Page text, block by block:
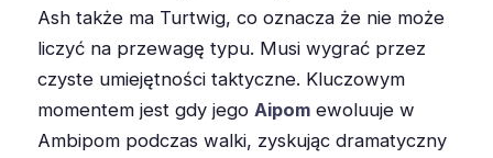
Ash także ma Turtwig, co oznacza że nie może
liczyć na przewagę typu. Musi wygrać przez
czyste umiejętności taktyczne. Kluczowym
momentem jest gdy jego Aipom ewoluuje w
Ambipom podczas walki, zyskując dramatyczny